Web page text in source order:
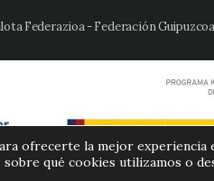
Federazioa - Federación
ofrecerte la mejor experiencia
sobre qué cookies utilizamos o